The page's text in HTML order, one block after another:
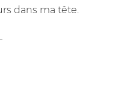
dans ma tête.